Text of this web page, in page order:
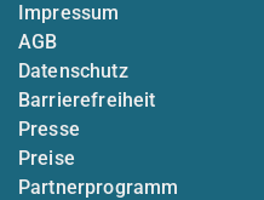
Impressum
AGB
Datenschutz
Barrierefreiheit
Presse
Preise
Partnerprogramm